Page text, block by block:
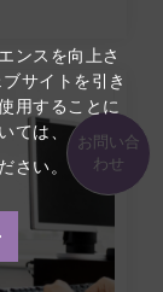
お問い合
わせ
ンスを向上さ
サイトを引き
用することに
ては、
さい。